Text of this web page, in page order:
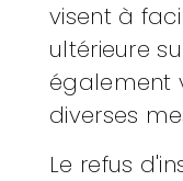
visent à
ultérieure
également
diverses
Le refus